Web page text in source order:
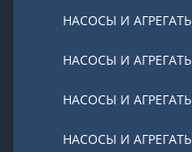
НАСОСЫ И
НАСОСЫ И
НАСОСЫ И
НАСОСЫ И